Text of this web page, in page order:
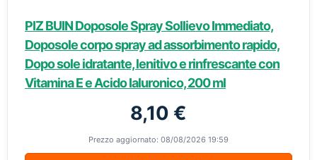
PIZ BUIN Doposole Spray Sollievo Immediato,
Doposole corpo spray ad assorbimento rapido,
Dopo sole idratante, lenitivo e rinfrescante con
Vitamina E e Acido Ialuronico, 200 ml
8,10 €
Prezzo aggiornato: 08/08/2026 19:59